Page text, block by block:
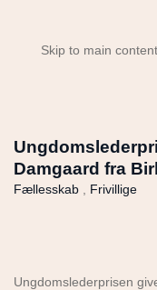
Skip to main content
Damgaard fra
Fællesskab Frivillige
Ungdomslederprisen